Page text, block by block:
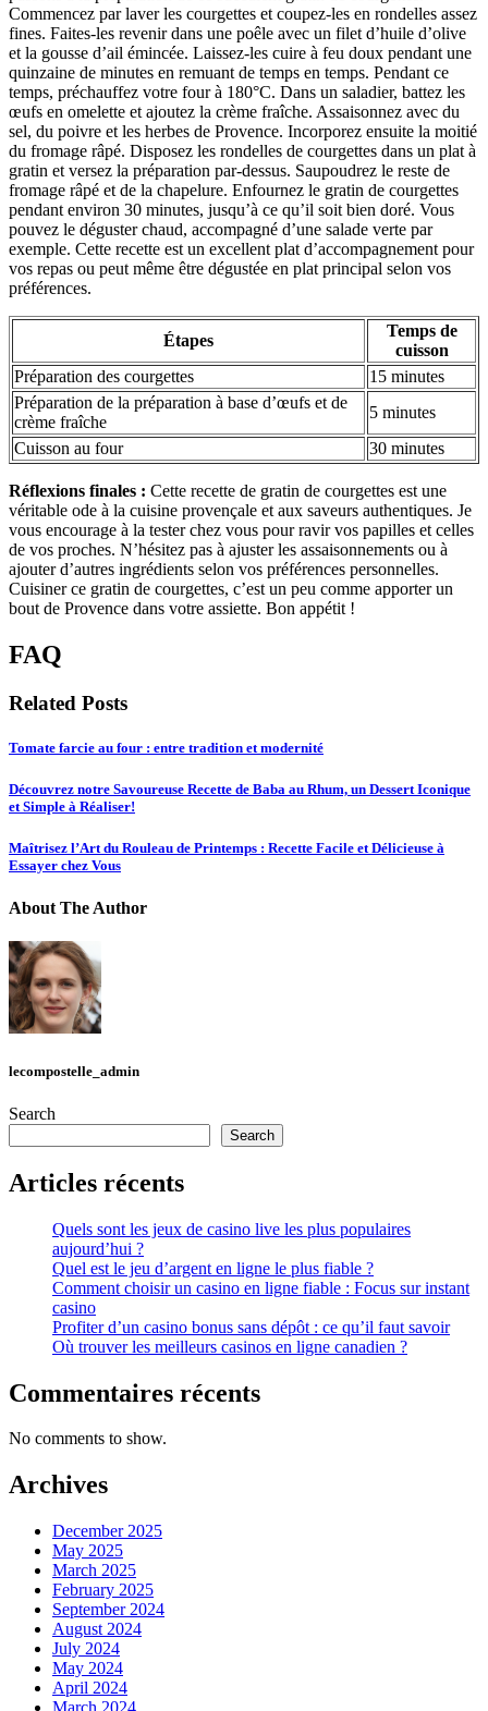
Commencez par laver les courgettes et coupez-les en rondelles assez
fines. Faites-les revenir dans une poêle avec un filet d’huile d’olive
et la gousse d’ail émincée. Laissez-les cuire à feu doux pendant une
quinzaine de minutes en remuant de temps en temps. Pendant ce
temps, préchauffez votre four à 180°C. Dans un saladier, battez les
œufs en omelette et ajoutez la crème fraîche. Assaisonnez avec du
sel, du poivre et les herbes de Provence. Incorporez ensuite la moitié
du fromage râpé. Disposez les rondelles de courgettes dans un plat à
gratin et versez la préparation par-dessus. Saupoudrez le reste de
fromage râpé et de la chapelure. Enfournez le gratin de courgettes
pendant environ 30 minutes, jusqu’à ce qu’il soit bien doré. Vous
pouvez le déguster chaud, accompagné d’une salade verte par
exemple. Cette recette est un excellent plat d’accompagnement pour
vos repas ou peut même être dégustée en plat principal selon vos
préférences.
Étapes
Temps de
cuisson
Préparation des courgettes
15 minutes
Préparation de la préparation à base d’œufs et de
crème fraîche
5 minutes
Cuisson au four
30 minutes
Réflexions finales : Cette recette de gratin de courgettes est une
véritable ode à la cuisine provençale et aux saveurs authentiques. Je
vous encourage à la tester chez vous pour ravir vos papilles et celles
de vos proches. N’hésitez pas à ajuster les assaisonnements ou à
ajouter d’autres ingrédients selon vos préférences personnelles.
Cuisiner ce gratin de courgettes, c’est un peu comme apporter un
bout de Provence dans votre assiette. Bon appétit !
FAQ
Related Posts
Tomate farcie au four : entre tradition et modernité
Découvrez notre Savoureuse Recette de Baba au Rhum, un Dessert Iconique
et Simple à Réaliser!
Maîtrisez l’Art du Rouleau de Printemps : Recette Facile et Délicieuse à
Essayer chez Vous
About The Author
lecompostelle_admin
Search
Search
Articles récents
Quels sont les jeux de casino live les plus populaires
aujourd’hui ?
Quel est le jeu d’argent en ligne le plus fiable ?
Comment choisir un casino en ligne fiable : Focus sur instant
casino
Profiter d’un casino bonus sans dépôt : ce qu’il faut savoir
Où trouver les meilleurs casinos en ligne canadien ?
Commentaires récents
No comments to show.
Archives
December 2025
May 2025
March 2025
February 2025
September 2024
August 2024
July 2024
May 2024
April 2024